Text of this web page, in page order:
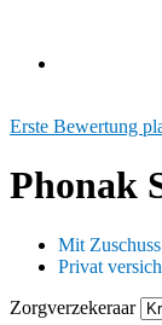
Erste Bewertung
Phonak
Mit Zuschuss
Privat
Zorgverzekeraar